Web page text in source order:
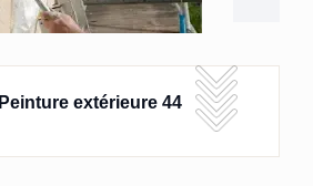
Peinture extérieure 44